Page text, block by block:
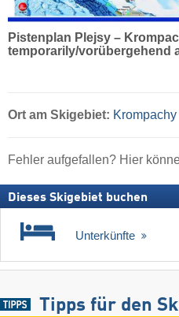
Pistenplan Plejsy –
temporarily/vorübergehend
Ort am Skigebiet: Krompachy
Fehler aufgefallen? Hier
Dieses Skigebiet buchen
Unterkünfte
Tipps für den